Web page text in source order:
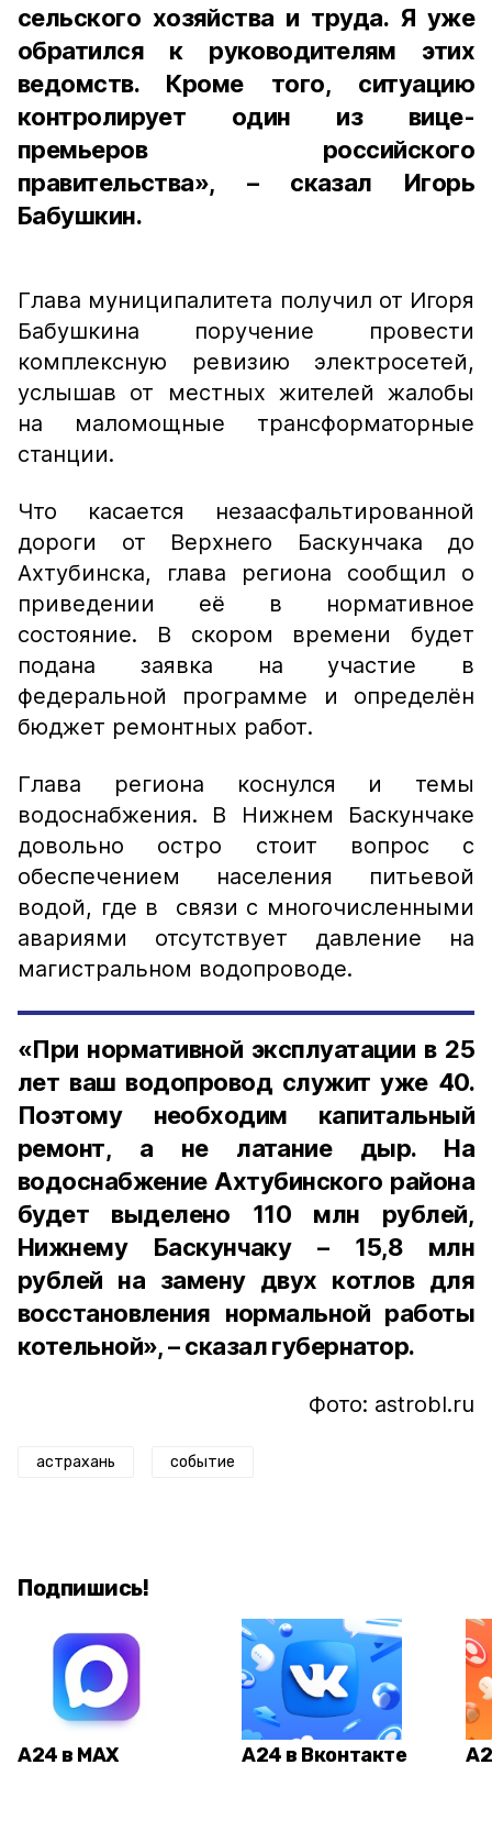
сельского хозяйства и труда. Я уже
обратился к руководителям этих
ведомств. Кроме того, ситуацию
контролирует один из вице-
премьеров российского
правительства», – сказал Игорь
Бабушкин.
Глава муниципалитета получил от Игоря
Бабушкина поручение провести
комплексную ревизию электросетей,
услышав от местных жителей жалобы
на маломощные трансформаторные
станции.
Что касается незаасфальтированной
дороги от Верхнего Баскунчака до
Ахтубинска, глава региона сообщил о
приведении её в нормативное
состояние. В скором времени будет
подана заявка на участие в
федеральной программе и определён
бюджет ремонтных работ.
Глава региона коснулся и темы
водоснабжения. В Нижнем Баскунчаке
довольно остро стоит вопрос с
обеспечением населения питьевой
водой, где в связи с многочисленными
авариями отсутствует давление на
магистральном водопроводе.
«При нормативной эксплуатации в 25
лет ваш водопровод служит уже 40.
Поэтому необходим капитальный
ремонт, а не латание дыр. На
водоснабжение Ахтубинского района
будет выделено 110 млн рублей,
Нижнему Баскунчаку – 15,8 млн
рублей на замену двух котлов для
восстановления нормальной работы
котельной», – сказал губернатор.
Фото: astrobl.ru
астрахань событие
Подпишись!
А24 в MAX А24 в Вконтакте